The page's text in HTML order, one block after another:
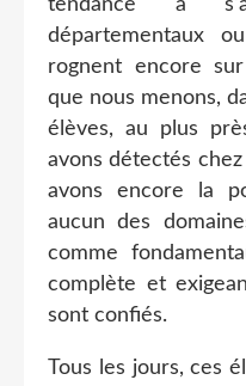
tendance à
départementaux
rognent encore
que nous menons,
élèves, au plus
avons détectés
avons encore la
aucun des
comme
complète et
sont confiés.
Tous les jours, ces